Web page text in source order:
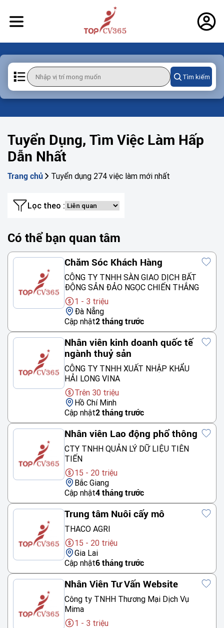
Tìm kiếm
Tuyển Dụng, Tìm Việc Làm Hấp
Dẫn Nhất
Trang chủ Tuyển dụng 274 việc làm mới nhất
Lọc theo :
Chăm Sóc Khách Hàng
CÔNG TY TNHH SÀN GIAO DỊCH BẤT
ĐỘNG SẢN ĐẢO NGỌC CHIẾN THẮNG
1 - 3 triệu
Đà Nẵng
Cập nhật2 tháng trước
Nhân viên kinh doanh quốc tế
ngành thuỷ sản
CÔNG TY TNHH XUẤT NHẬP KHẨU
HẢI LONG VINA
Trên 30 triệu
Hồ Chí Minh
Cập nhật2 tháng trước
Nhân viên Lao động phổ thông
CTY TNHH QUẢN LÝ DỮ LIỆU TIÊN
TIẾN
15 - 20 triệu
Bắc Giang
Cập nhật4 tháng trước
Trung tâm Nuôi cấy mô
THACO AGRI
15 - 20 triệu
Gia Lai
Cập nhật6 tháng trước
Nhân Viên Tư Vấn Website
Công ty TNHH Thương Mại Dịch Vụ
Mima
1 - 3 triệu
Có thể bạn quan tâm